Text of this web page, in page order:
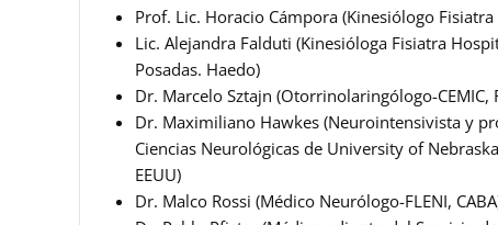
Prof. Lic. Horacio Cámpora (Kinesiólogo Fisiatra
Lic. Alejandra Falduti (Kinesióloga Fisiatra
Posadas. Haedo)
Dr. Marcelo Sztajn (Otorrinolaringólogo-CEMIC,
Dr. Maximiliano Hawkes (Neurointensivista y
Ciencias Neurológicas de University of
EEUU)
Dr. Malco Rossi (Médico Neurólogo-FLENI,